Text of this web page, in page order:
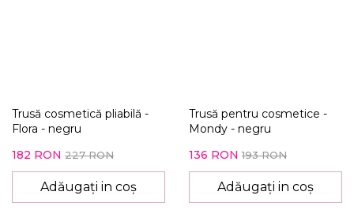
Trusă cosmetică pliabilă -
Flora - negru
182 RON 227 RON
Adăugați in coș
Trusă pentru cosmetice -
Mondy - negru
136 RON 193 RON
Adăugați in coș